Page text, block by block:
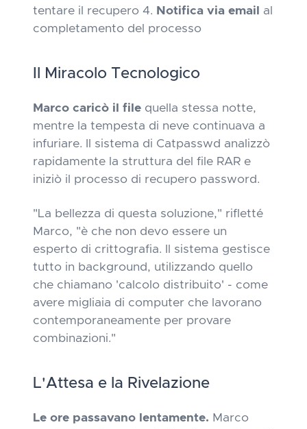
tentare il recupero 4. Notifica via email
al
completamento del processo
Il Miracolo Tecnologico
Marco caricò il file quella stessa notte,
mentre la tempesta di neve continuava a
infuriare. Il sistema di Catpasswd analizzò
rapidamente la struttura del file RAR e
iniziò il processo di recupero password.
"La bellezza di questa soluzione," rifletté
Marco, "è che non devo essere un
esperto di crittografia. Il sistema gestisce
tutto in background, utilizzando quello
che chiamano 'calcolo distribuito' - come
avere migliaia di computer che lavorano
contemporaneamente per provare
combinazioni."
L'Attesa e la Rivelazione
Le ore passavano lentamente. Marco